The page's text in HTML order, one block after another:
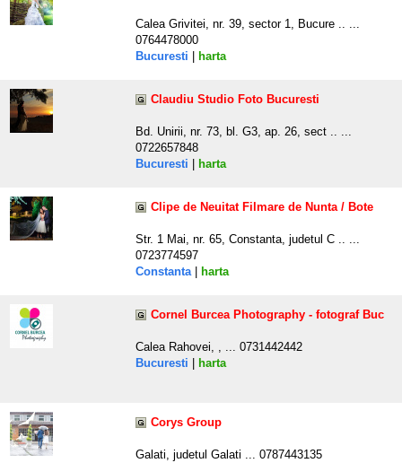
Calea Grivitei, nr. 39, sector 1, Bucure .. ...
0764478000
Bucuresti
harta
Claudiu Studio Foto Bucuresti
Bd. Unirii, nr. 73, bl. G3, ap. 26, sect .. ...
0722657848
Bucuresti
harta
Clipe de Neuitat Filmare de Nunta / Bote
Str. 1 Mai, nr. 65, Constanta, judetul C .. ...
0723774597
Constanta| harta
Cornel Burcea Photography - fotograf Buc
Calea Rahovei, , ... 0731442442
Bucuresti
harta
Corys Group
Galati, judetul Galati ... 0787443135